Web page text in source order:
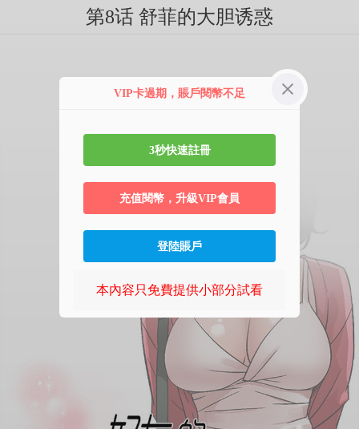
第8话 舒菲的大胆诱惑
VIP卡過期，賬戶閱幣不足
3秒快速註冊
充值閱幣，升級VIP會員
登陸賬戶
本內容只免費提供小部分試看